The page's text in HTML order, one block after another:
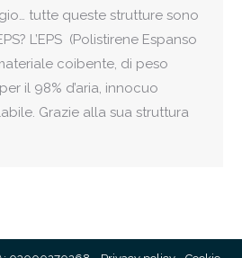
tutte queste strutture sono
L’EPS (Polistirene Espanso
coibente, di peso
il 98% d’aria, innocuo
Grazie alla sua struttura